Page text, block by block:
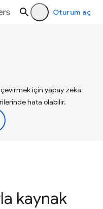
Oturum aç
için yapay zeka
hata olabilir.
kaynak